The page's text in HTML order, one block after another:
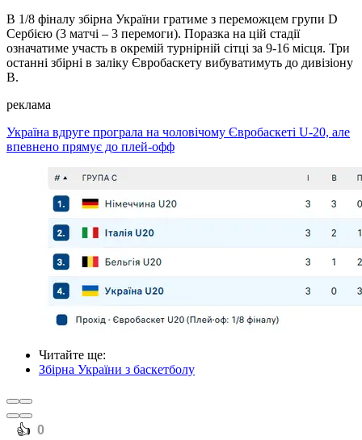
В 1/8 фіналу збірна України гратиме з переможцем групи D
Сербією (3 матчі – 3 перемоги). Поразка на цій стадії
означатиме участь в окремій турнірній сітці за 9-16 місця. Три
останні збірні в заліку Євробаскету вибуватимуть до дивізіону
В.
реклама
Україна вдруге програла на чоловічому Євробаскеті U-20, але
впевнено прямує до плей-офф
Читайте ще:
Збірна України з баскетболу
️👍 0